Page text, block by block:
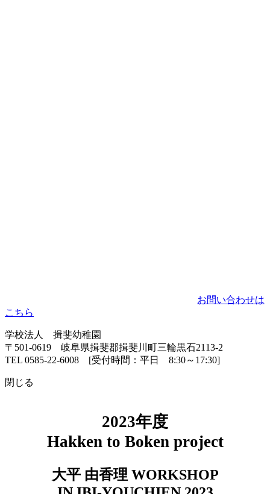
お問い合わせは
こちら
学校法人 揖斐幼稚園
〒501-0619 岐阜県揖斐郡揖斐川町三輪黒石2113-2
TEL 0585-22-6008 [受付時間：平日 8:30～17:30]
閉じる
2023年度
Hakken to Boken project
大平 由香理 WORKSHOP